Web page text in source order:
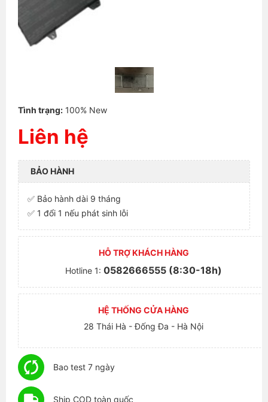
Tình trạng: 100% New
Liên hệ
BẢO HÀNH
✅ Bảo hành dài 9 tháng
✅ 1 đổi 1 nếu phát sinh lỗi
HỖ TRỢ KHÁCH HÀNG
Hotline 1: 0582666555 (8:30-18h)
HỆ THỐNG CỬA HÀNG
28 Thái Hà - Đống Đa - Hà Nội
Bao test 7 ngày
Ship COD toàn quốc